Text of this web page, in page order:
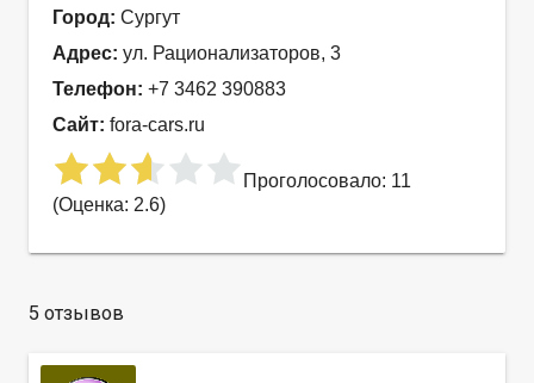
Город: Сургут
Адрес: ул. Рационализаторов, 3
Телефон: +7 3462 390883
Сайт: fora-cars.ru
Проголосовало: 11
(Оценка: 2.6)
5 отзывов